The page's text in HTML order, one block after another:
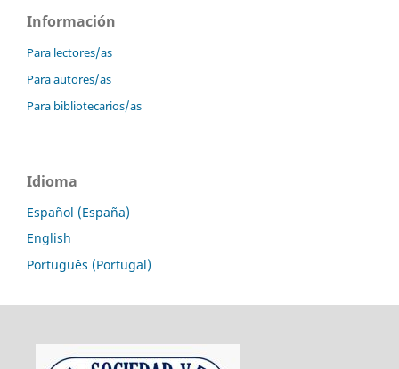
Información
Para lectores/as
Para autores/as
Para bibliotecarios/as
Idioma
Español (España)
English
Português (Portugal)